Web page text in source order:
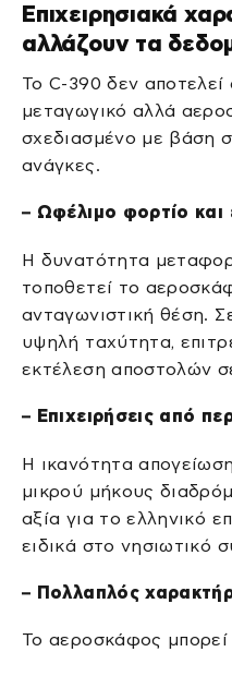
Επιχειρησιακά
αλλάζουν τα
Το C-390 δεν
μεταγωγικό αλλά
σχεδιασμένο με βάση
ανάγκες.
– Ωφέλιμο φορτίο και
Η δυνατότητα
τοποθετεί το
ανταγωνιστική θέση.
υψηλή ταχύτητα,
εκτέλεση αποστολών
– Επιχειρήσεις από
Η ικανότητα
μικρού μήκους
αξία για το ελληνικό
ειδικά στο νησιωτικό
– Πολλαπλός
Το αεροσκάφος μπορεί